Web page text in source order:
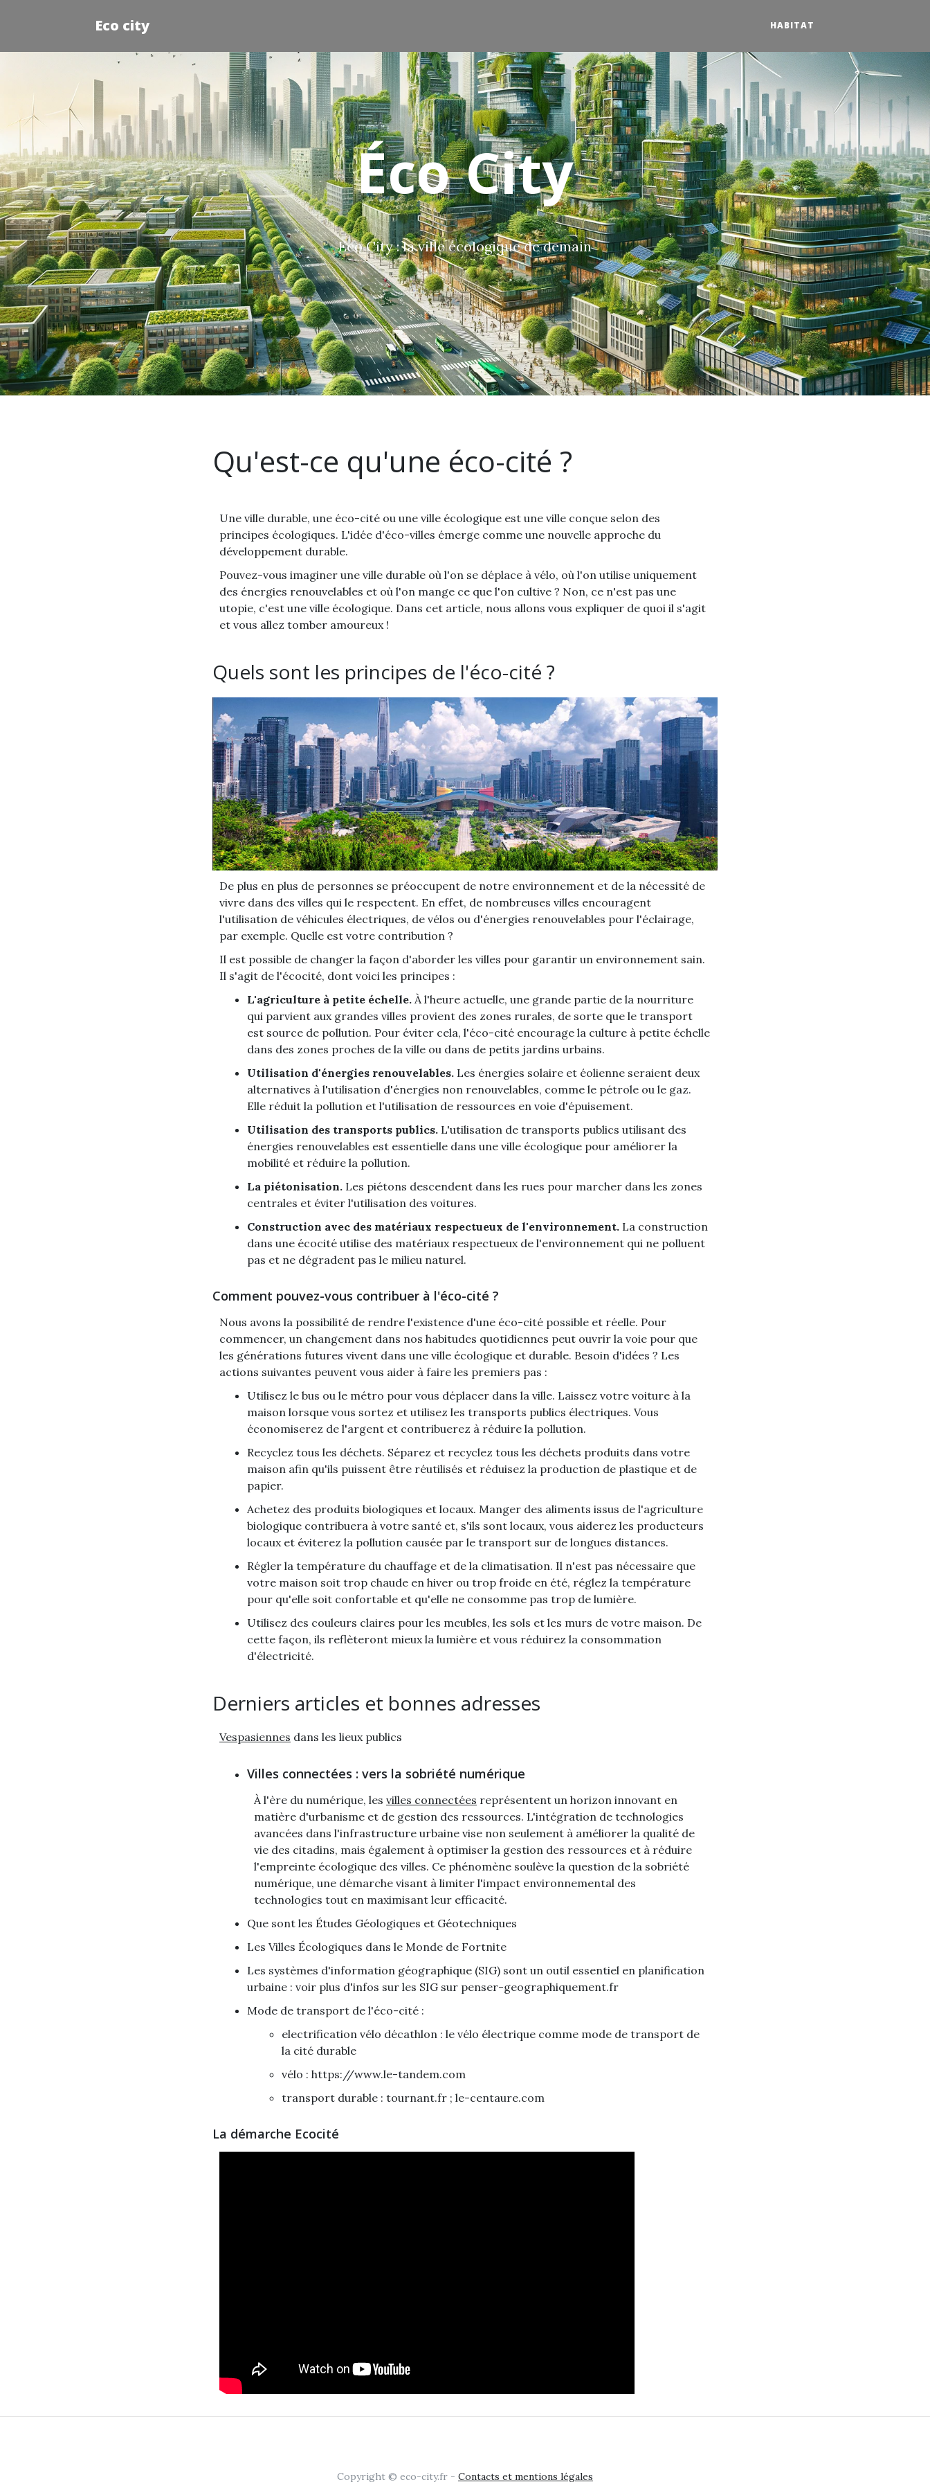
Eco city HABITAT
Éco City
Eco City : la ville écologique de demain
Qu'est-ce qu'une éco-cité ?
Une ville durable, une éco-cité ou une ville écologique est une ville conçue selon des
principes écologiques. L'idée d'éco-villes émerge comme une nouvelle approche du
développement durable.
Pouvez-vous imaginer une ville durable où l'on se déplace à vélo, où l'on utilise uniquement
des énergies renouvelables et où l'on mange ce que l'on cultive ? Non, ce n'est pas une
utopie, c'est une ville écologique. Dans cet article, nous allons vous expliquer de quoi il s'agit
et vous allez tomber amoureux !
Quels sont les principes de l'éco-cité ?
De plus en plus de personnes se préoccupent de notre environnement et de la nécessité de
vivre dans des villes qui le respectent. En effet, de nombreuses villes encouragent
l'utilisation de véhicules électriques, de vélos ou d'énergies renouvelables pour l'éclairage,
par exemple. Quelle est votre contribution ?
Il est possible de changer la façon d'aborder les villes pour garantir un environnement sain.
Il s'agit de l'écocité, dont voici les principes :
L'agriculture à petite échelle. À l'heure actuelle, une grande partie de la nourriture
qui parvient aux grandes villes provient des zones rurales, de sorte que le transport
est source de pollution. Pour éviter cela, l'éco-cité encourage la culture à petite échelle
dans des zones proches de la ville ou dans de petits jardins urbains.
Utilisation d'énergies renouvelables. Les énergies solaire et éolienne seraient deux
alternatives à l'utilisation d'énergies non renouvelables, comme le pétrole ou le gaz.
Elle réduit la pollution et l'utilisation de ressources en voie d'épuisement.
Utilisation des transports publics. L'utilisation de transports publics utilisant des
énergies renouvelables est essentielle dans une ville écologique pour améliorer la
mobilité et réduire la pollution.
La piétonisation. Les piétons descendent dans les rues pour marcher dans les zones
centrales et éviter l'utilisation des voitures.
Construction avec des matériaux respectueux de l'environnement. La construction
dans une écocité utilise des matériaux respectueux de l'environnement qui ne polluent
pas et ne dégradent pas le milieu naturel.
Comment pouvez-vous contribuer à l'éco-cité ?
Nous avons la possibilité de rendre l'existence d'une éco-cité possible et réelle. Pour
commencer, un changement dans nos habitudes quotidiennes peut ouvrir la voie pour que
les générations futures vivent dans une ville écologique et durable. Besoin d'idées ? Les
actions suivantes peuvent vous aider à faire les premiers pas :
Utilisez le bus ou le métro pour vous déplacer dans la ville. Laissez votre voiture à la
maison lorsque vous sortez et utilisez les transports publics électriques. Vous
économiserez de l'argent et contribuerez à réduire la pollution.
Recyclez tous les déchets. Séparez et recyclez tous les déchets produits dans votre
maison afin qu'ils puissent être réutilisés et réduisez la production de plastique et de
papier.
Achetez des produits biologiques et locaux. Manger des aliments issus de l'agriculture
biologique contribuera à votre santé et, s'ils sont locaux, vous aiderez les producteurs
locaux et éviterez la pollution causée par le transport sur de longues distances.
Régler la température du chauffage et de la climatisation. Il n'est pas nécessaire que
votre maison soit trop chaude en hiver ou trop froide en été, réglez la température
pour qu'elle soit confortable et qu'elle ne consomme pas trop de lumière.
Utilisez des couleurs claires pour les meubles, les sols et les murs de votre maison. De
cette façon, ils reflèteront mieux la lumière et vous réduirez la consommation
d'électricité.
Derniers articles et bonnes adresses
Vespasiennes dans les lieux publics
Villes connectées : vers la sobriété numérique
À l'ère du numérique, les villes connectées représentent un horizon innovant en
matière d'urbanisme et de gestion des ressources. L'intégration de technologies
avancées dans l'infrastructure urbaine vise non seulement à améliorer la qualité de
vie des citadins, mais également à optimiser la gestion des ressources et à réduire
l'empreinte écologique des villes. Ce phénomène soulève la question de la sobriété
numérique, une démarche visant à limiter l'impact environnemental des
technologies tout en maximisant leur efficacité.
Que sont les Études Géologiques et Géotechniques
Les Villes Écologiques dans le Monde de Fortnite
Les systèmes d'information géographique (SIG) sont un outil essentiel en planification
urbaine : voir plus d'infos sur les SIG sur penser-geographiquement.fr
Mode de transport de l'éco-cité :
electrification vélo décathlon : le vélo électrique comme mode de transport de
la cité durable
vélo : https://www.le-tandem.com
transport durable : tournant.fr ; le-centaure.com
La démarche Ecocité
Copyright © eco-city.fr - Contacts et mentions légales